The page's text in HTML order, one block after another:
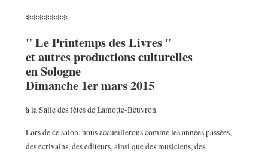
*******
" Le Printemps des Livres "
et autres productions culturelles
en Sologne
Dimanche 1er mars 2015
à la Salle des fêtes de Lamotte-Beuvron
Lors de ce salon, nous accueillerons comme les années passées,
des écrivains, des éditeurs, ainsi que des musiciens, des